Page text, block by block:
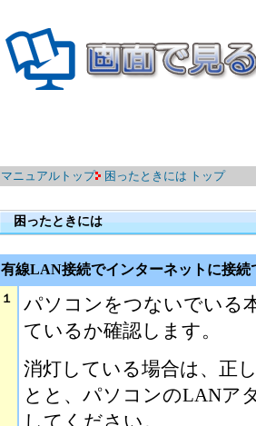
マニュアルトップ 困ったときには トップ
困ったときには
有線LAN接続でインターネットに接続
１
パソコンをつないでいる
ているか確認します。
消灯している場合は、正
とと、パソコンのLANア
してください。